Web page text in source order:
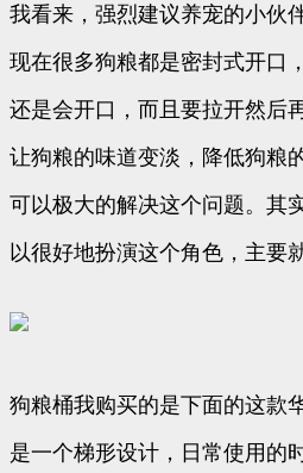
我看来，强烈建议养宠的小伙
现在很多狗粮都是密封式开口
还是会开口，而且要拉开然后
让狗粮的味道变淡，降低狗粮
可以极大的解决这个问题。其
以很好地扮演这个角色，主要
狗粮桶我购买的是下面的这款
是一个梯形设计，日常使用的